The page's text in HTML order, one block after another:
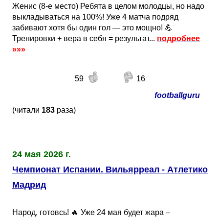
Женис (8-е место) Ребята в целом молодцы, но надо
выкладываться на 100%! Уже 4 матча подряд
забивают хотя бы один гол — это мощно! 💪
Тренировки + вера в себя = результат... подробнее
»»»
59
16
footballguru
(читали 183 раза)
24 мая 2026 г.
Чемпионат Испании. Вильярреал - Атлетико
Мадрид
Народ, готовсь! 🔥 Уже 24 мая будет жара –